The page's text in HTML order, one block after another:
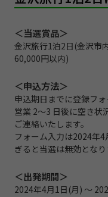
＜当選賞品＞
金沢旅行1泊2日(金沢市
60,000円以内)
＜申込方法＞
申込期日までに登録フ
営業 2～3 日後に空き状
ご連絡いたします。
フォーム入力は2024年
ぎると当選は無効となり
＜出発期間＞
2024年4月1日(月) ～